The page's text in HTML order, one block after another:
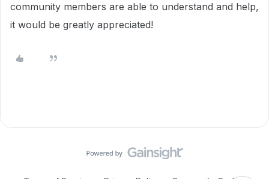
community members are able to understand and help,
it would be greatly appreciated!